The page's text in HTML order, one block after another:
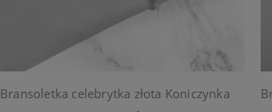
Bransoletka celebrytka złota Koniczynka